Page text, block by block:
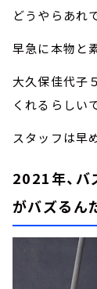
どうやらあれ
早急に本物と
大久保佳代子
くれるらしい
スタッフは早
2021年、バ
がバズるん